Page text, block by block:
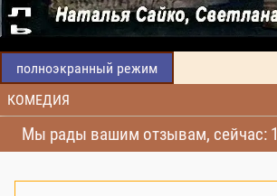
полноэкранный режим
КОМЕДИЯ
Мы рады вашим отзывам, сейчас: 1